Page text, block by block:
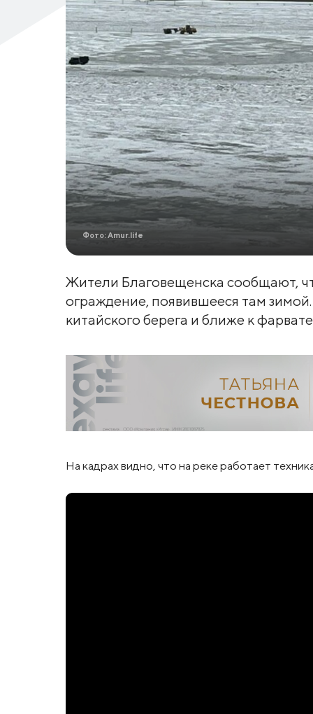
Фото: Amur.life
Жители Благовещенска сообщают,
ограждение, появившееся там
китайского берега и ближе к
На кадрах видно, что на реке работает